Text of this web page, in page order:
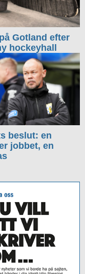
Gotland efter
hockeyhall
beslut: en
jobbet, en